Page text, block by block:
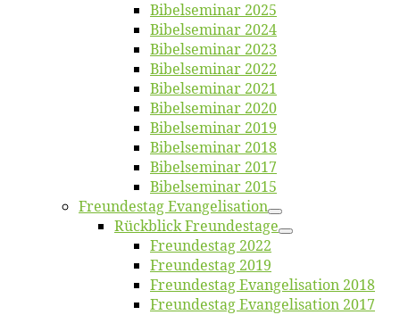
Bi­bel­se­mi­nar 2025
Bi­bel­se­mi­nar 2024
Bi­bel­se­mi­nar 2023
Bi­bel­se­mi­nar 2022
Bi­bel­se­mi­nar 2021
Bi­bel­se­mi­nar 2020
Bi­bel­se­mi­nar 2019
Bi­bel­se­mi­nar 2018
Bibelsemi­nar 2017
Bibelsemi­nar 2015
Freun­des­tag Evangelisation
Rück­blick Freundestage
Freun­des­tag 2022
Freun­des­tag 2019
Freun­des­tag Evan­ge­li­sa­ti­on 2018
Freun­des­tag Evan­ge­li­sa­ti­on 2017